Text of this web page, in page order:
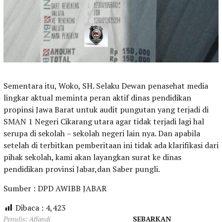
Sementara itu, Woko, SH. Selaku Dewan penasehat media
lingkar aktual meminta peran aktif dinas pendidikan
propinsi Jawa Barat untuk audit pungutan yang terjadi di
SMAN 1 Negeri Cikarang utara agar tidak terjadi lagi hal
serupa di sekolah – sekolah negeri lain nya. Dan apabila
setelah di terbitkan pemberitaan ini tidak ada klarifikasi dari
pihak sekolah, kami akan layangkan surat ke dinas
pendidikan provinsi Jabar,dan Saber pungli.
Sumber : DPD AWIBB JABAR
Dibaca : 4,423
Penulis: Affandi
SEBARKAN